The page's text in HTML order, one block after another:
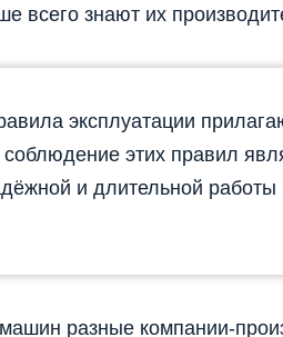
всего знают их
эксплуатации
этих правил
и длительной работы
разные компании-